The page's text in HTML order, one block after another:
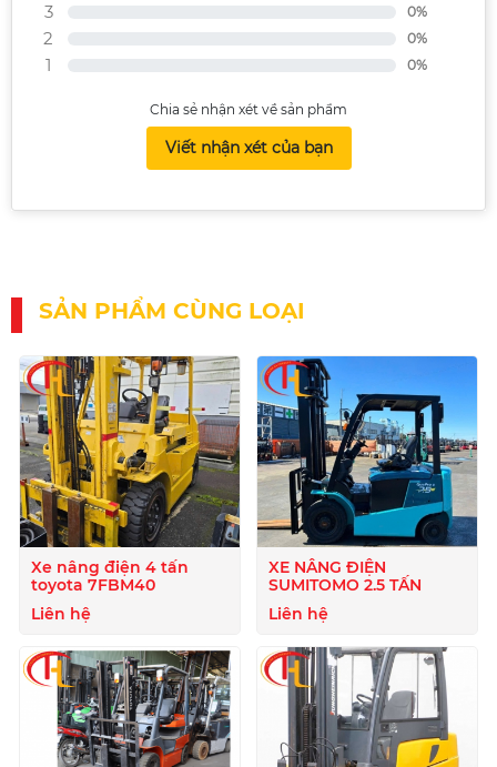
3 0%
2 0%
1 0%
Chia sẻ nhận xét về sản phẩm
Viết nhận xét của bạn
SẢN PHẨM CÙNG LOẠI
Xe nâng điện 4 tấn
toyota 7FBM40
Liên hệ
XE NÂNG ĐIỆN
SUMITOMO 2.5 TẤN
Liên hệ